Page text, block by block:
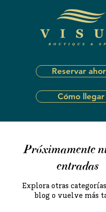
Reservar
Cómo llegar
Próximamente
entradas
Explora otras
blog o vuelve más